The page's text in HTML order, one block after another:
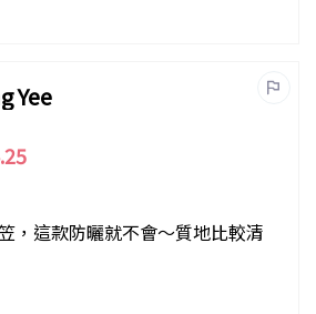
Yee
，這款防曬就不會～質地比較清